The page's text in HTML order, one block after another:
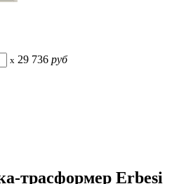
x 29 736 руб
трасформер Erbesi